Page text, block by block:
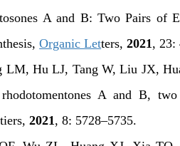
A and B: Two Pairs of
Organic Letters,2021 , 23:
LM, Hu LJ, Tang W, Liu JX,
A and B,
,2021 ,8: 5728–5735.